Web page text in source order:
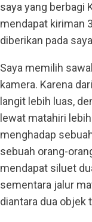
saya yang berbagi
mendapat kiriman
diberikan pada
Saya memilih
kamera. Karena
langit lebih luas,
lewat matahiri
menghadap
sebuah orang-
mendapat siluet
sementara jalur
diantara dua objek